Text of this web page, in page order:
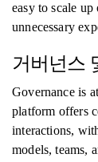
easy to scale
unnecessary
거버넌스
Governance is
platform offers
interactions,
models, teams,